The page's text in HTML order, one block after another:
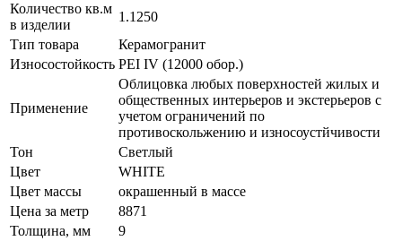
Количество кв.м
в изделии
1.1250
Тип товара
Керамогранит
Износостойкость PEI IV (12000 обор.)
Применение
Облицовка любых поверхностей жилых и
общественных интерьеров и экстерьеров с
учетом ограничений по
противоскольжению и износоустйчивости
Тон
Светлый
Цвет
WHITE
Цвет массы
окрашенный в массе
Цена за метр
8871
Толщина, мм
9